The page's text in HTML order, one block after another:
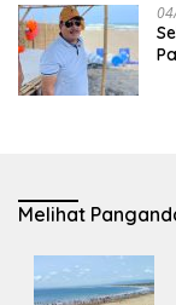
Melihat